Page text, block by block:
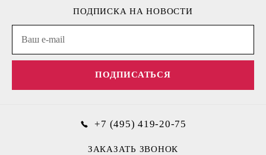
ПОДПИСКА НА НОВОСТИ
ПОДПИСАТЬСЯ
+7 (495) 419-20-75
ЗАКАЗАТЬ ЗВОНОК